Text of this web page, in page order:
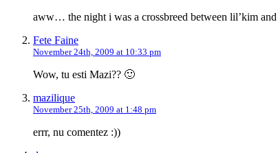
aww… the night i was a crossbreed between lil’kim
Fete Faine
November 24th, 2009 at 10:33 pm
Wow, tu esti Mazi?? 🙂
mazilique
November 25th, 2009 at 1:48 pm
errr, nu comentez :))